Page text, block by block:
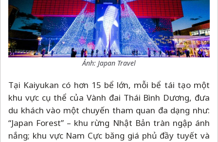
Ảnh: Japan Travel
Tại Kaiyukan có hơn 15 bể lớn, mỗi bể tái tạo một
khu vực cụ thể của Vành đai Thái Bình Dương, đưa
du khách vào một chuyến tham quan đa dạng như:
“Japan Forest” – khu rừng Nhật Bản tràn ngập ánh
nắng; khu vực Nam Cực băng giá phủ đầy tuyết và